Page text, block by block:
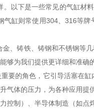
以下是一些常见的气缸
缸则常使用304、316等
、铸铁、铸钢和不锈钢等
为我们提供更详细和准确
要的角色，它引导活塞在
气体的压力，为各种应用
制）、半导体制造（如点